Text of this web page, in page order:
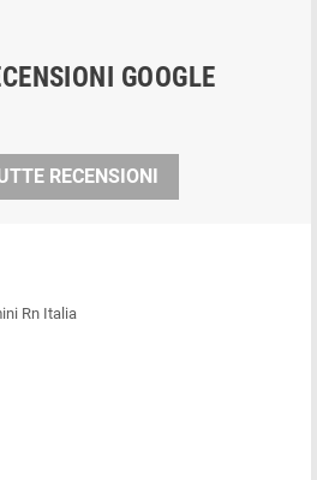
GOOGLE
RECENSIONI
Rn Italia